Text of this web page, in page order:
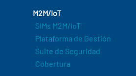
M2M/IoT
SIMs M2M/IoT
Plataforma de Gestión
Suite de Seguridad
Cobertura